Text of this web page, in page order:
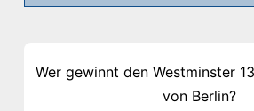
Wer gewinnt den Westminster
von Berlin?